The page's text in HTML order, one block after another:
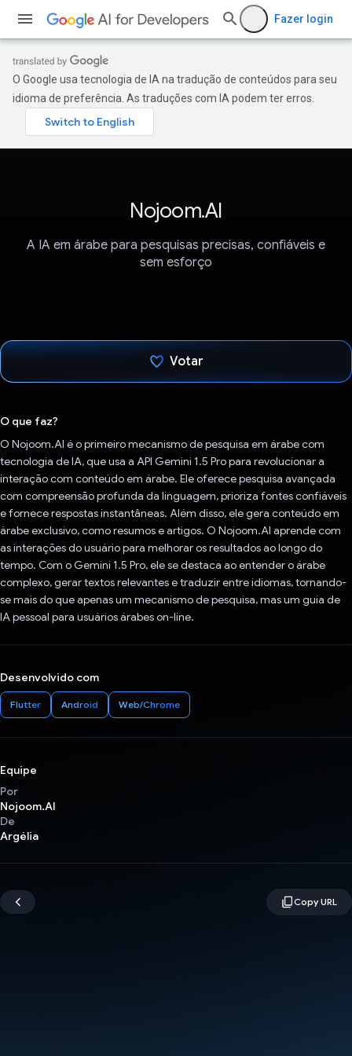
Fazer login
O Google usa tecnologia de IA na tradução de conteúdos para seu
idioma de preferência. As traduções com IA podem ter erros.
Nojoom.AI
A IA em árabe para pesquisas precisas, confiáveis e
sem esforço
Votar
O que faz?
O Nojoom.AI é o primeiro mecanismo de pesquisa em árabe com
tecnologia de IA, que usa a API Gemini 1.5 Pro para revolucionar a
interação com conteúdo em árabe. Ele oferece pesquisa avançada
com compreensão profunda da linguagem, prioriza fontes confiáveis
e fornece respostas instantâneas. Além disso, ele gera conteúdo em
árabe exclusivo, como resumos e artigos. O Nojoom.AI aprende com
as interações do usuário para melhorar os resultados ao longo do
tempo. Com o Gemini 1.5 Pro, ele se destaca ao entender o árabe
complexo, gerar textos relevantes e traduzir entre idiomas, tornando-
se mais do que apenas um mecanismo de pesquisa, mas um guia de
IA pessoal para usuários árabes on-line.
Desenvolvido com
Flutter Android Web/Chrome
Equipe
Por
Nojoom.AI
De
Argélia